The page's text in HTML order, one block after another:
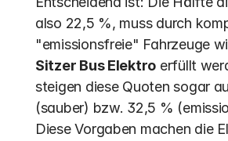
also 22,5 %, muss durch
"emissionsfreie" Fahrzeuge
Sitzer Bus Elektro erfüllt
steigen diese Quoten sogar
(sauber) bzw. 32,5 %
Diese Vorgaben machen die